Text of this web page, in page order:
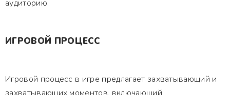
аудиторию.
ИГРОВОЙ ПРОЦЕСС
Игровой процесс в игре предлагает захватывающий и